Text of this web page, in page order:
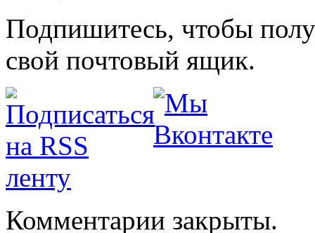
Подпишитесь, чтобы
свой почтовый ящик.
Комментарии закрыты.